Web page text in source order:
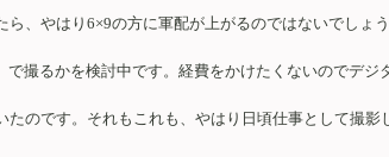
、やはり6×9の方に軍配が上がるのではないでしょ
撮るかを検討中です。経費をかけたくないのでデジ
のです。それもこれも、やはり日頃仕事として撮影